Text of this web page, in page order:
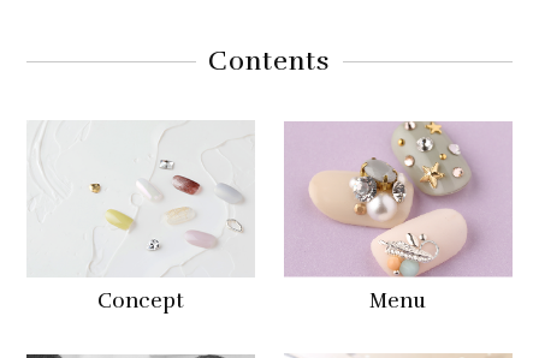
Contents
Concept Menu